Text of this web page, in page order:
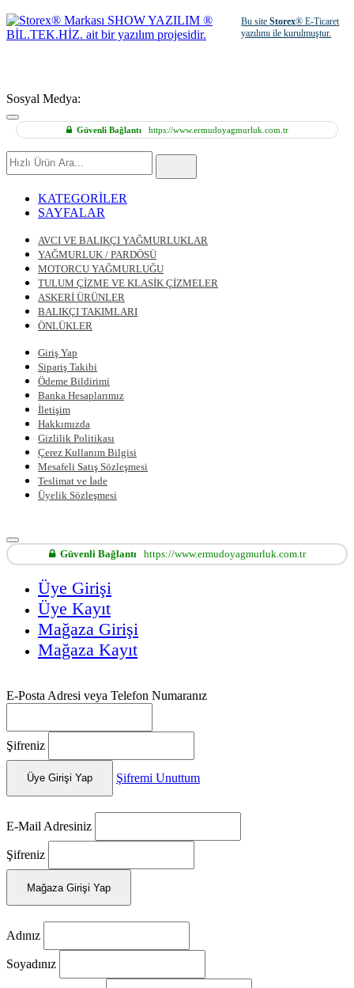
Bu siteStorex® E-Ticaret
yazılımı ile kurulmuştur.
Sosyal Medya:
Güvenli Bağlantıhttps://www.ermudoyagmurluk.com.tr
Hızlı
Ürün
KATEGORİLER
SAYFALAR
AVCI VE BALIKÇI YAĞMURLUKLAR
YAĞMURLUK / PARDÖSÜ
MOTORCU YAĞMURLUĞU
TULUM ÇİZME VE KLASİK ÇİZMELER
ASKERİ ÜRÜNLER
BALIKÇI TAKIMLARI
ÖNLÜKLER
Giriş Yap
Sipariş Takibi
Ödeme Bildirimi
Banka Hesaplarımız
İletişim
Hakkımızda
Gizlilik Politikası
Çerez Kullanım Bilgisi
Mesafeli Satış Sözleşmesi
Teslimat ve İade
Üyelik Sözleşmesi
Güvenli Bağlantı https://www.ermudoyagmurluk.com.tr
Üye Girişi
Üye Kayıt
Mağaza Girişi
Mağaza Kayıt
E-Posta Adresi veya Telefon Numaranız
Şifreniz
Üye Girişi Yap Şifremi Unuttum
E-Mail Adresiniz
Şifreniz
Mağaza Girişi Yap
Adınız
Soyadınız